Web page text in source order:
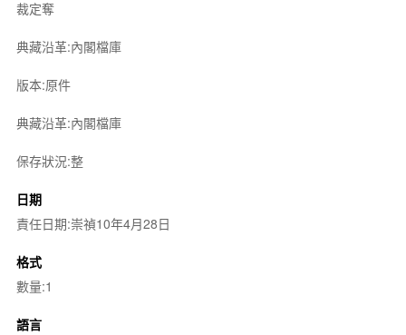
裁定奪
典藏沿革:內閣檔庫
版本:原件
典藏沿革:內閣檔庫
保存狀況:整
日期
責任日期:崇禎10年4月28日
格式
數量:1
語言